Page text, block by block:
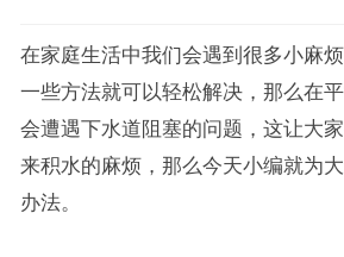
在家庭生活中我们会遇到很多小麻
一些方法就可以轻松解决，那么在
会遭遇下水道阻塞的问题，这让大
来积水的麻烦，那么今天小编就为
办法。